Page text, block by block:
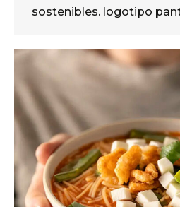
sostenibles. logotipo